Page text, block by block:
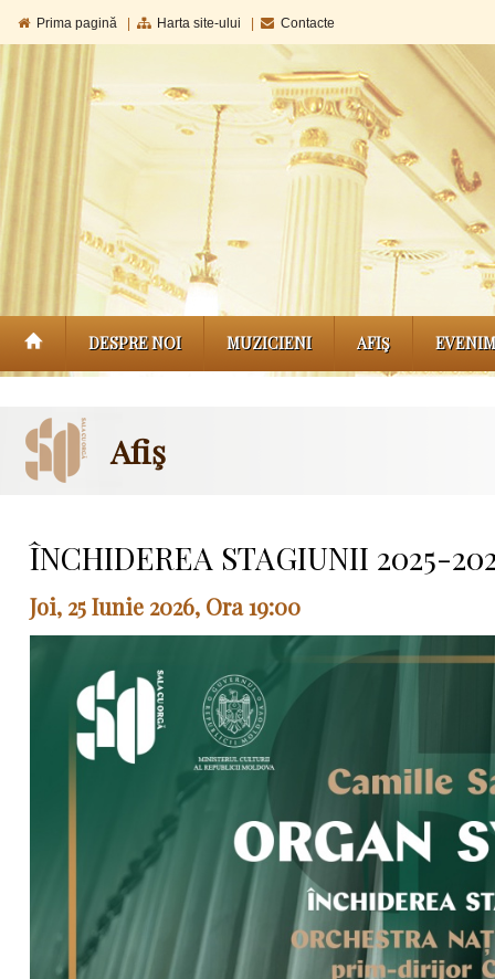
Prima pagină Harta site-ului Contacte
DESPRE NOI MUZICIENI AFIŞ
Afiş
ÎNCHIDEREA STAGIUNII 2025-
Joi, 25 Iunie 2026, Ora 19:00